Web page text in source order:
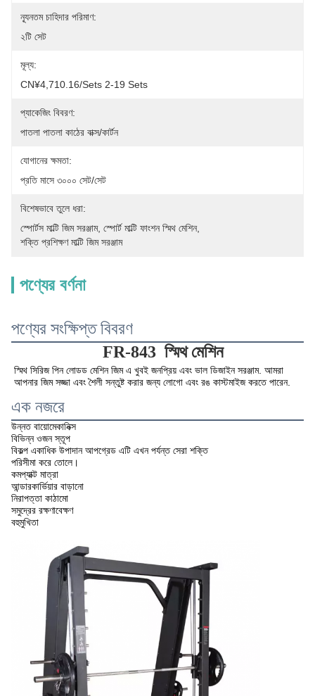
ন্যূনতম চাহিদার পরিমাণ:
২টি সেট
মূল্য:
CN¥4,710.16/sets 2-19 Sets
প্যাকেজিং বিবরণ:
পাতলা পাতলা কাঠের বাক্স/কার্টন
যোগানের ক্ষমতা:
প্রতি মাসে ৩০০০ সেট/সেট
বিশেষভাবে তুলে ধরা:
স্পোর্টস মাল্টি জিম সরঞ্জাম, স্পোর্ট মাল্টি ফাংশন স্মিথ মেশিন,
শক্তি প্রশিক্ষণ মাল্টি জিম সরঞ্জাম
পণ্যের বর্ণনা
পণ্যের সংক্ষিপ্ত বিবরণ
FR-843 স্মিথ মেশিন
স্মিথ সিরিজ পিন লোডড মেশিন জিম এ খুবই জনপ্রিয় এবং ভাল ডিজাইন সরঞ্জাম. আমরা
আপনার জিম সজ্জা এবং শৈলী সন্তুষ্ট করার জন্য লোগো এবং রঙ কাস্টমাইজ করতে পারেন.
এক নজরে
উন্নত বায়োমেকানিক্স
বিভিন্ন ওজন স্তূপ
বিকল্প একাধিক উপাদান আপগ্রেড এটি এখন পর্যন্ত সেরা শক্তি
পরিসীমা করে তোলে।
কমপ্যাক্ট মাত্রা
আন্ডারকার্ভিয়ার বাড়ানো
নিরাপত্তা কাঠামো
সমুদ্রের রক্ষণাবেক্ষণ
বহুমুখিতা